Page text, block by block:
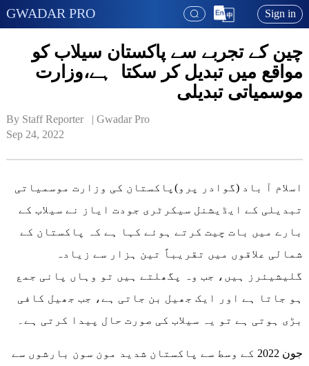
GWADAR PRO Sign in
چین کے تجربے سے پاکستان سیلاب کو
مواقع میں تبدیل کر سکتا ہے،وزارت
موسمیاتی تبدیلی
By Staff Reporter   | Gwadar Pro
Sep 24, 2022
تبدیلی کے ایڈیشنل سیکرٹری جودت ایاز نے سیلاب کے
بارے میں بات چیت کرتے ہوئے کہا ہے کہ پاکستان کے
شمالی علاقوں میں تقریباً تین ہزار سے زیادہ
گلیشیئرز ہیں، جب وہ پگھلتے ہیں تو وہاں پانی جمع
ہو جاتا ہے اور ایک جھیل بن جاتی ہے، جب جھیل کافی
بڑی ہوتی ہے تو یہ سیلاب کی صورت حال پیدا کرتی ہے۔
جون 2022 کے وسط سے پاکستان شدید مون سون بارشوں سے